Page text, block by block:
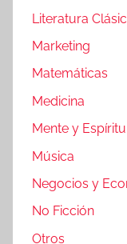
Literatura
Marketing
Matemáticas
Medicina
Mente y Espíritu
Música
Negocios y
No Ficción
Otros